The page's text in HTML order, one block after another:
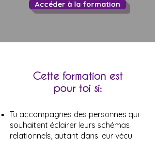
Accéder à la formation
Cette formation est
pour toi si:
Tu accompagnes des personnes qui
souhaitent éclairer leurs schémas
relationnels, autant dans leur vécu